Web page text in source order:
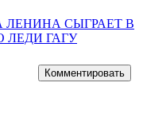
ЛЕНИНА СЫГРАЕТ В
ЛЕДИ ГАГУ
Комментировать